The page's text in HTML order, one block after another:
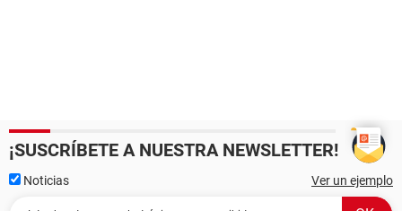
¡SUSCRÍBETE A NUESTRA NEWSLETTER!
Noticias Ver un ejemplo